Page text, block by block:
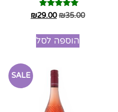
דורג
4.75
₪35.00
₪29.00
הוספה לסל
SALE